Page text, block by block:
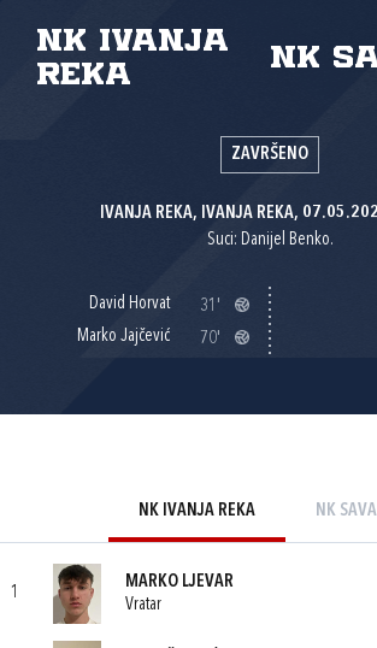
NK Ivanja
Reka
NK
ZAVRŠENO
IVANJA REKA, IVANJA REKA,
Suci: Danijel Benko.
David Horvat
31'
Marko Jajčević
70'
NK IVANJA REKA NK
1
MARKO LJEVAR
Vratar